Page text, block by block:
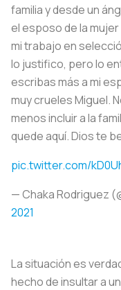
familia y desde un
el esposo de la
mi trabajo en
lo justifico, pero lo
escribas más a mi
muy crueles Miguel.
menos incluir a la
quede aquí. Dios te
pic.twitter.com/
— Chaka Rodriguez
2021
La situación es
hecho de insultar a